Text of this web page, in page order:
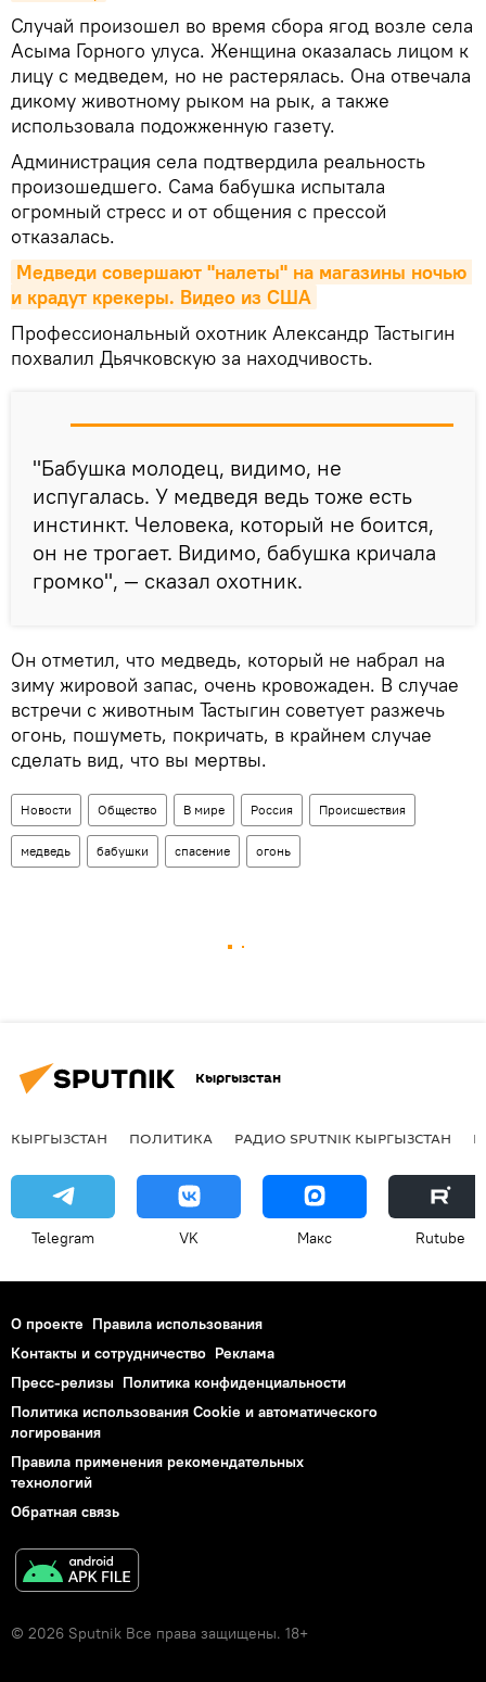
Случай произошел во время сбора ягод возле села
Асыма Горного улуса. Женщина оказалась лицом к
лицу с медведем, но не растерялась. Она отвечала
дикому животному рыком на рык, а также
использовала подожженную газету.
Администрация села подтвердила реальность
произошедшего. Сама бабушка испытала
огромный стресс и от общения с прессой
отказалась.
Медведи совершают "налеты" на магазины ночью
и крадут крекеры. Видео из США
Профессиональный охотник Александр Тастыгин
похвалил Дьячковскую за находчивость.
"Бабушка молодец, видимо, не
испугалась. У медведя ведь тоже есть
инстинкт. Человека, который не боится,
он не трогает. Видимо, бабушка кричала
громко", — сказал охотник.
Он отметил, что медведь, который не набрал на
зиму жировой запас, очень кровожаден. В случае
встречи с животным Тастыгин советует разжечь
огонь, пошуметь, покричать, в крайнем случае
сделать вид, что вы мертвы.
Новости Общество В мире Россия Происшествия
медведь бабушки спасение огонь
Кыргызстан
КЫРГЫЗСТАН ПОЛИТИКА РАДИО SPUTNIK КЫРГЫЗСТАН
Telegram VK Макс Rutube
О проекте Правила использования
Контакты и сотрудничество Реклама
Пресс-релизы Политика конфиденциальности
Политика использования Cookie и автоматического
логирования
Правила применения рекомендательных
технологий
Обратная связь
© 2026 Sputnik Все права защищены. 18+